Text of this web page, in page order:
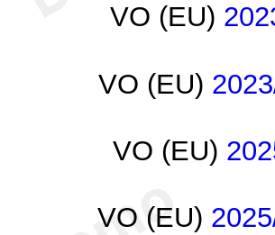
VO (EU)
VO (EU)
VO (EU)
VO (EU)